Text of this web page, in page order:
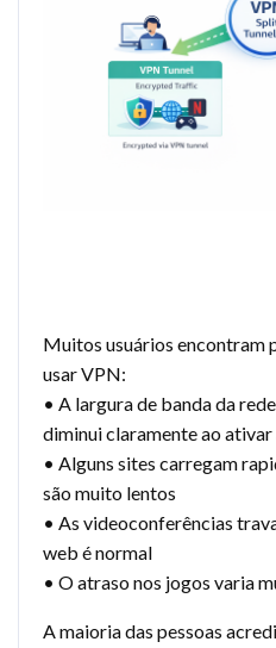
Muitos usuários encontram
usar VPN:
• A largura de banda da
diminui claramente ao ativar
• Alguns sites carregam
são muito lentos
• As videoconferências
web é normal
• O atraso nos jogos varia
A maioria das pessoas